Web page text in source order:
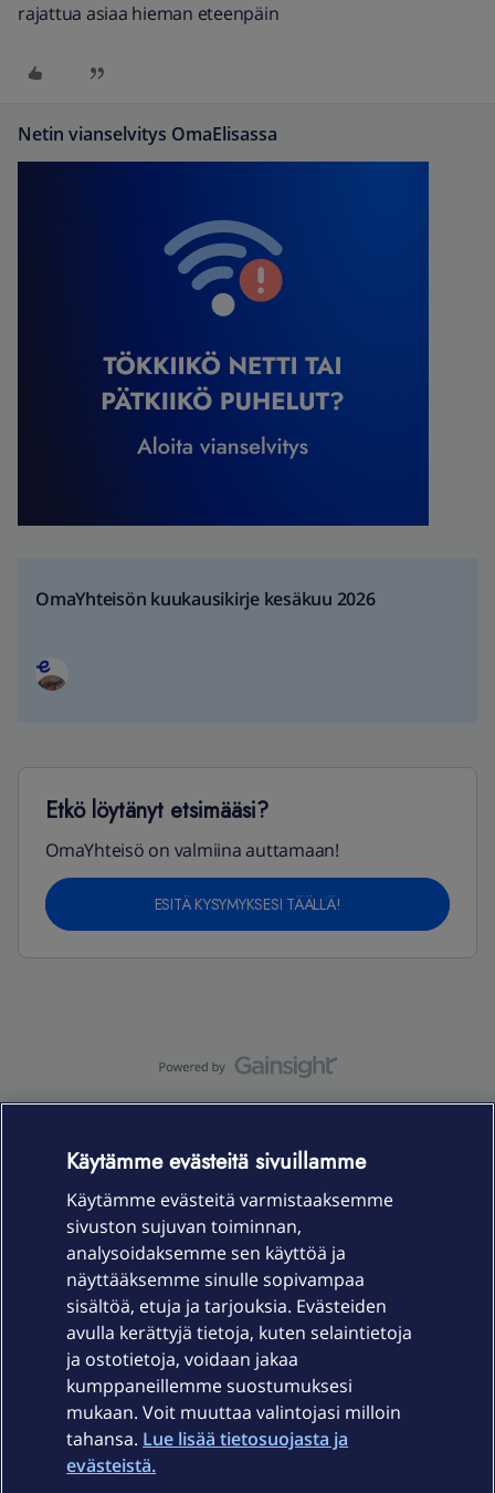
rajattua asiaa hieman eteenpäin
Netin vianselvitys OmaElisassa
OmaYhteisön kuukausikirje kesäkuu 2026
Etkö löytänyt etsimääsi?
OmaYhteisö on valmiina auttamaan!
ESITÄ KYSYMYKSESI TÄÄLLÄ!
Laitteet & liittymät
Palvelut
Ajankohtaista
Käytämme evästeitä sivuillamme
Käytämme evästeitä varmistaaksemme
sivuston sujuvan toiminnan,
analysoidaksemme sen käyttöä ja
näyttääksemme sinulle sopivampaa
sisältöä, etuja ja tarjouksia. Evästeiden
avulla kerättyjä tietoja, kuten selaintietoja
ja ostotietoja, voidaan jakaa
kumppaneillemme suostumuksesi
mukaan. Voit muuttaa valintojasi milloin
tahansa. Lue lisää tietosuojasta ja
evästeistä.